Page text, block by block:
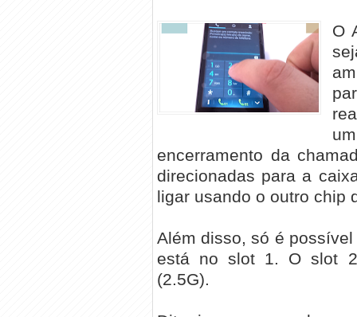
O
encerramento da
direcionadas para a
ligar usando o outro chip
Além disso, só é
está no slot 1. O slot
(2.5G).